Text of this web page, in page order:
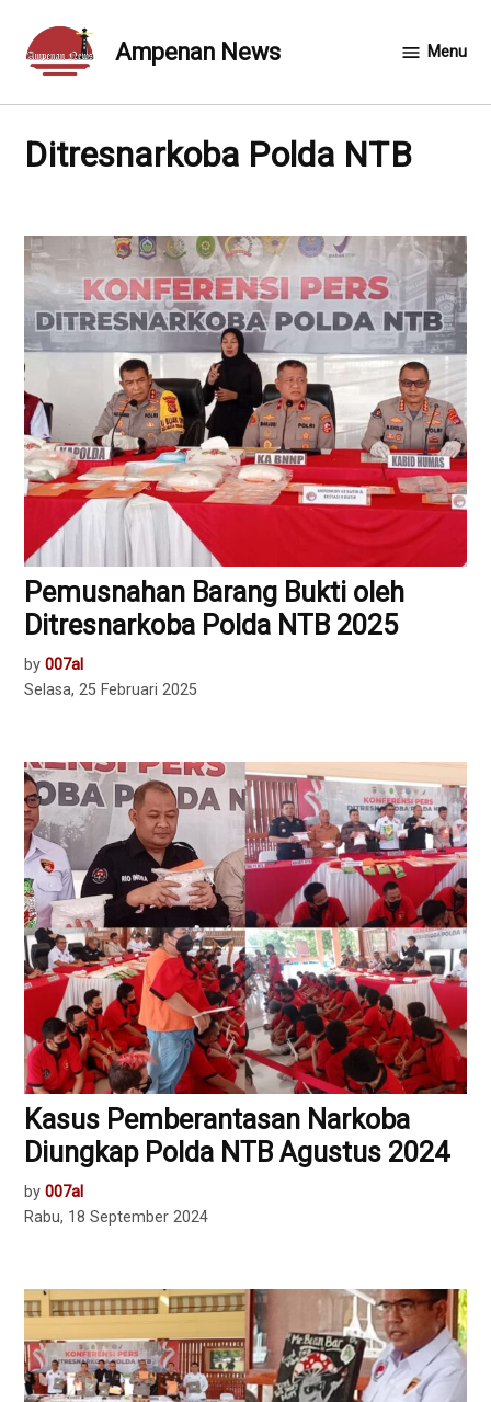
content
Ampenan News Menu
Ditresnarkoba Polda NTB
Pemusnahan Barang Bukti oleh
Ditresnarkoba Polda NTB 2025
by 007al
Selasa, 25 Februari 2025
Kasus Pemberantasan Narkoba
Diungkap Polda NTB Agustus 2024
by 007al
Rabu, 18 September 2024